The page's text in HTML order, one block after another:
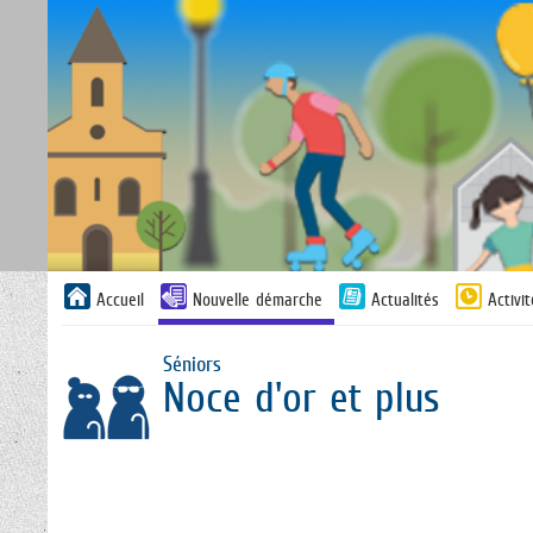
Liste
des
Accueil Nouvelle démarche Actualités
Séniors
Noce d'or et plus